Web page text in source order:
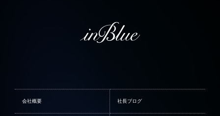
会社概要 社長ブログ